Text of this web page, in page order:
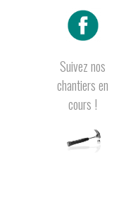
Suivez nos
chantiers en
cours !